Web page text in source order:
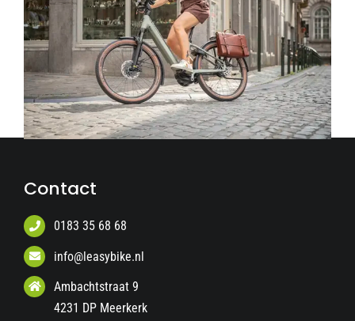
Contact
0183 35 68 68
info@leasybike.nl
Ambachtstraat 9
4231 DP Meerkerk